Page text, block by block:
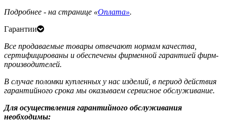
Подробнее - на странице «Оплата».
Гарантии
Все продаваемые товары отвечают нормам качества,
сертифицированы и обеспечены фирменной гарантией фирм-
производителей.
В случае поломки купленных у нас изделий, в период действия
гарантийного срока мы оказываем сервисное обслуживание.
Для осуществления гарантийного обслуживания
необходимы: